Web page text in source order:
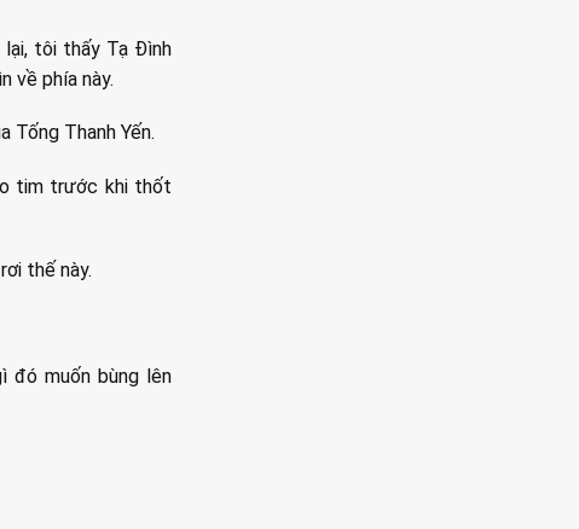
lại, tôi thấy Tạ Đình
về phía này.
Tống Thanh Yến.
tim trước khi thốt
thế này.
đó muốn bùng lên